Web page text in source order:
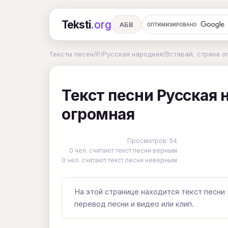
Teksti.org АБВ
Г Д
R S T U V W X
Тексты песен/Р/Русская народная/Вставай, страна
Текст песни Русская
огромная
Просмотров: 54
0 чел. считают текст песни верным
0 чел. считают текст песни неверным
На этой странице находится текст
перевод песни и видео или клип.